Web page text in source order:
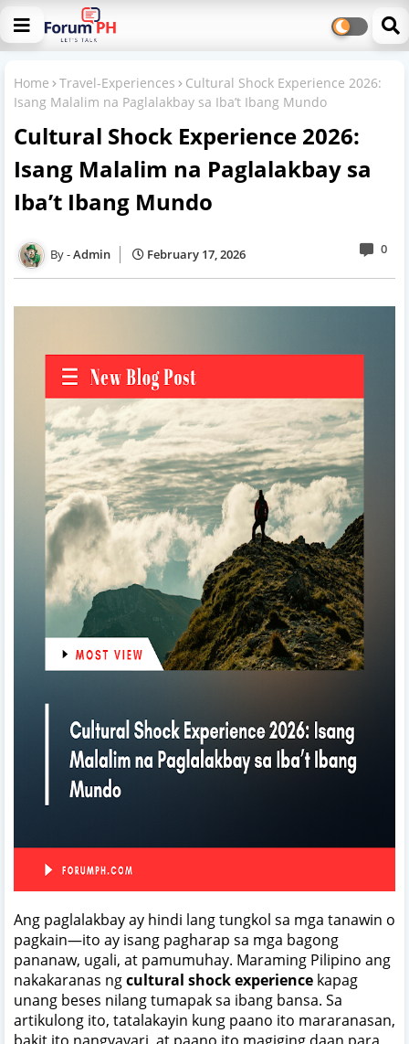
Home Travel-Experiences
Cultural Shock Experience 2026:
Isang Malalim na Paglalakbay sa Iba’t Ibang Mundo
Cultural Shock Experience 2026:
Isang Malalim na Paglalakbay sa
Iba’t Ibang Mundo
Admin February 17, 2026 0
Ang paglalakbay ay hindi lang tungkol sa mga tanawin o
pagkain—ito ay isang pagharap sa mga bagong
pananaw, ugali, at pamumuhay. Maraming Pilipino ang
nakakaranas ngcultural shock experience kapag
unang beses nilang tumapak sa ibang bansa. Sa
artikulong ito, tatalakayin kung paano ito mararanasan,